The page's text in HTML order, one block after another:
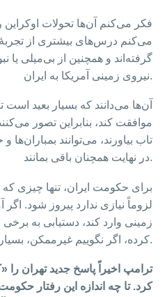
فکر می‌کنم آن‌ها تحولات اوکراین
می‌کنم درس‌های بیشتری از تجربهٔ
گرفته‌اند و همچنین از بی‌میلی یا
نیروی زمینی آمریکا به ایران.
آن‌ها می‌دانند که بسیار بعید است
موافقت کند، بنابراین تصور
تاب بیاورند، می‌توانند بمباران‌ها
در نهایت همچنان باقی بمانند.
برای حکومت ایران، تنها چیزی
لزوماً نیازی ندارد پیروز شود.
زمینی وارد کند، دستیابی به
کرده، اگر نگوییم غیرممکن، بسیار دشوار به نظر می‌رسد.
ترامپ اخیراً پاسخ جدید تهران را
کرد. تا چه اندازه این رفتار